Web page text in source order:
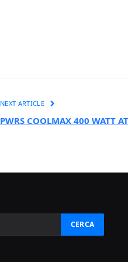
NEXT ARTICLE
PWRS COOLMAX 400 WATT